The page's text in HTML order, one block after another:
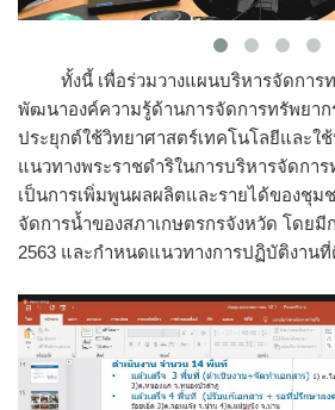
ทั้งนี้ เพื่อร่วมวางแผนบริหารจัดการ
พัฒนาองค์ความรู้ด้านการจัดการทรัพยา
ประยุกต์ใช้วิทยาศาสตร์เทคโนโลยีและใ
แนวทางพระราชดำริในการบริหารจัดกา
เป็นการเพิ่มพูนผลผลิตและรายได้ของชุ
จัดการน้ำของสภาเกษตรกรจังหวัด โดย
2563​ และกำหนดแนวทางการปฏิบัติงาน